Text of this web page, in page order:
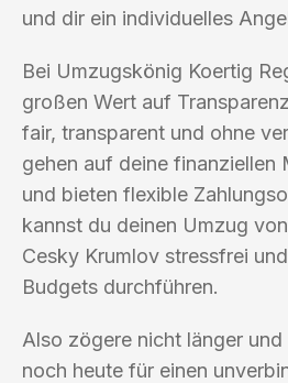
und dir ein individuelles
Bei Umzugskönig Koertig
großen Wert auf
fair, transparent und ohne
gehen auf deine finanziellen
und bieten flexible
kannst du deinen Umzug
Cesky Krumlov stressfrei
Budgets durchführen.
Also zögere nicht länger und
noch heute für einen